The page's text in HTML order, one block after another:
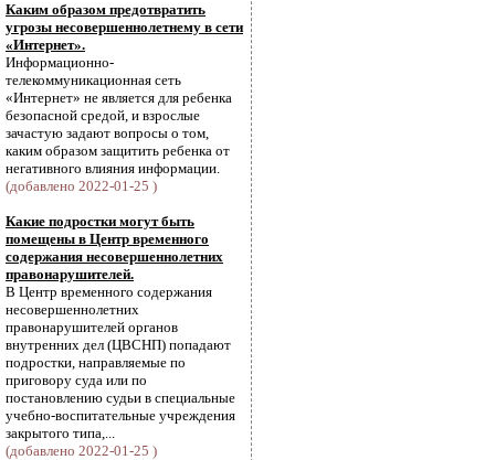
Каким образом предотвратить
угрозы несовершеннолетнему в сети
«Интернет».
Информационно-
телекоммуникационная сеть
«Интернет» не является для ребенка
безопасной средой, и взрослые
зачастую задают вопросы о том,
каким образом защитить ребенка от
негативного влияния информации.
(добавлено 2022-01-25 )
Какие подростки могут быть
помещены в Центр временного
содержания несовершеннолетних
правонарушителей.
В Центр временного содержания
несовершеннолетних
правонарушителей органов
внутренних дел (ЦВСНП) попадают
подростки, направляемые по
приговору суда или по
постановлению судьи в специальные
учебно-воспитательные учреждения
закрытого типа,...
(добавлено 2022-01-25 )